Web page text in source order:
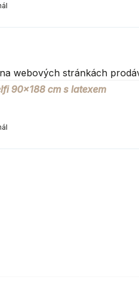
webových stránkách
90x188 cm s latexem